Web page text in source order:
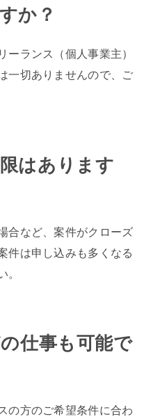
か？
ランス（個人事業主）
一切ありませんので、ご
はあります
合など、案件がクローズ
件は申し込みも多くなる
仕事も可能で
の方のご希望条件に合わ